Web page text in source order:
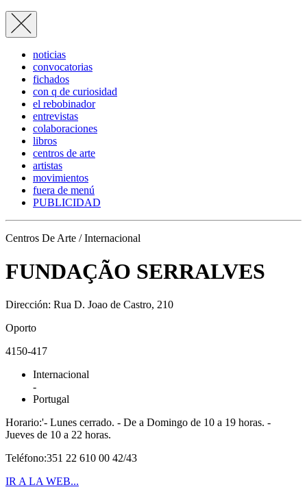
noticias
convocatorias
fichados
con q de curiosidad
el rebobinador
entrevistas
colaboraciones
libros
centros de arte
artistas
movimientos
fuera de menú
PUBLICIDAD
Centros De Arte / Internacional
FUNDAÇÃO SERRALVES
Dirección: Rua D. Joao de Castro, 210
Oporto
4150-417
Internacional
-
Portugal
Horario:'- Lunes cerrado. - De a Domingo de 10 a 19 horas. -
Jueves de 10 a 22 horas.
Teléfono:351 22 610 00 42/43
IR A LA WEB...